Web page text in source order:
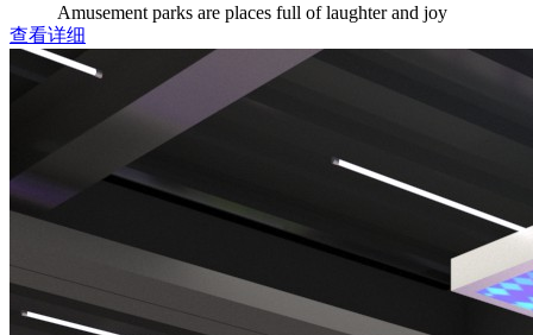
Amusement parks are places full of laughter and joy
查看详细